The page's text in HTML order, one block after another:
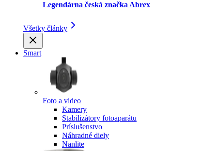
Legendárna česká značka Abrex
Všetky články
Smart
Foto a video
Kamery
Stabilizátory fotoaparátu
Príslušenstvo
Náhradné diely
Nanlite